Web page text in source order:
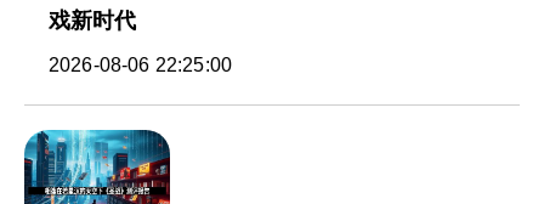
戏新时代
2026-08-06 22:25:00